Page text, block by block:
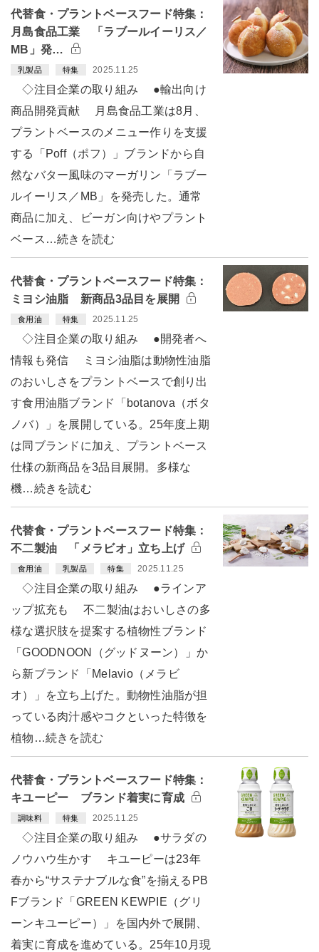
代替食・プラントベースフード特集：
月島食品工業 「ラブールイーリス／
MB」発…
乳製品 特集 2025.11.25
◇注目企業の取り組み ●輸出向け
商品開発貢献 月島食品工業は8月、
プラントベースのメニュー作りを支援
する「Poff（ポフ）」ブランドから自
然なバター風味のマーガリン「ラブー
ルイーリス／MB」を発売した。通常
商品に加え、ビーガン向けやプラント
ベース…続きを読む
代替食・プラントベースフード特集：
ミヨシ油脂 新商品3品目を展開
食用油 特集 2025.11.25
◇注目企業の取り組み ●開発者へ
情報も発信 ミヨシ油脂は動物性油脂
のおいしさをプラントベースで創り出
す食用油脂ブランド「botanova（ボタ
ノバ）」を展開している。25年度上期
は同ブランドに加え、プラントベース
仕様の新商品を3品目展開。多様な
機…続きを読む
代替食・プラントベースフード特集：
不二製油 「メラビオ」立ち上げ
食用油 乳製品 特集 2025.11.25
◇注目企業の取り組み ●ラインア
ップ拡充も 不二製油はおいしさの多
様な選択肢を提案する植物性ブランド
「GOODNOON（グッドヌーン）」か
ら新ブランド「Melavio（メラビ
オ）」を立ち上げた。動物性油脂が担
っている肉汁感やコクといった特徴を
植物…続きを読む
代替食・プラントベースフード特集：
キユーピー ブランド着実に育成
調味料 特集 2025.11.25
◇注目企業の取り組み ●サラダの
ノウハウ生かす キユーピーは23年
春から“サステナブルな食”を揃えるPB
Fブランド「GREEN KEWPIE（グリ
ーンキユーピー）」を国内外で展開、
着実に育成を進めている。25年10月現